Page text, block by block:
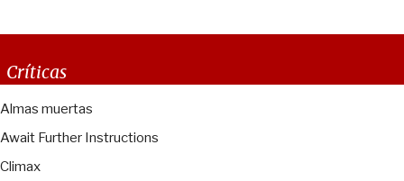
Críticas
Almas muertas
Await Further Instructions
Climax